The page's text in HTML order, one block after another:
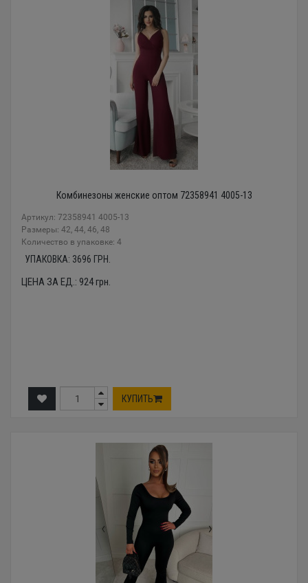
Комбинезоны женские оптом 72358941 4005-13
Артикул: 72358941 4005-13
Размеры: 42, 44, 46, 48
Количество в упаковке: 4
УПАКОВКА: 3696 ГРН.
ЦЕНА ЗА ЕД.: 924грн.
КУПИТЬ